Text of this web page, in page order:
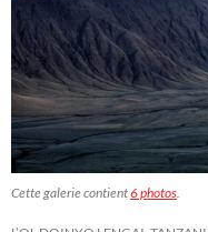
Cette galerie contient6 photos.